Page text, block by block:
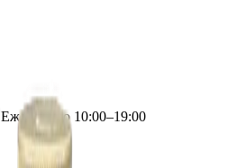
Ежедневно 10:00–19:00